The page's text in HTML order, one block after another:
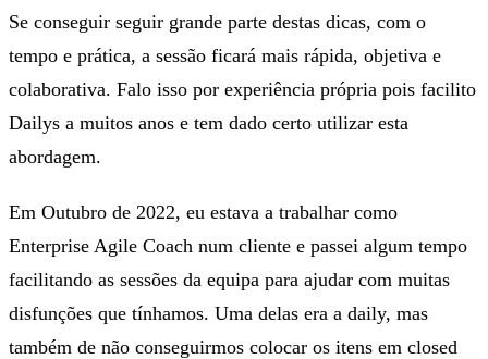
Se conseguir seguir grande parte destas dicas, com o
tempo e prática, a sessão ficará mais rápida, objetiva e
colaborativa. Falo isso por experiência própria pois facilito
Dailys a muitos anos e tem dado certo utilizar esta
abordagem.
Em Outubro de 2022, eu estava a trabalhar como
Enterprise Agile Coach num cliente e passei algum tempo
facilitando as sessões da equipa para ajudar com muitas
disfunções que tínhamos. Uma delas era a daily, mas
também de não conseguirmos colocar os itens em closed